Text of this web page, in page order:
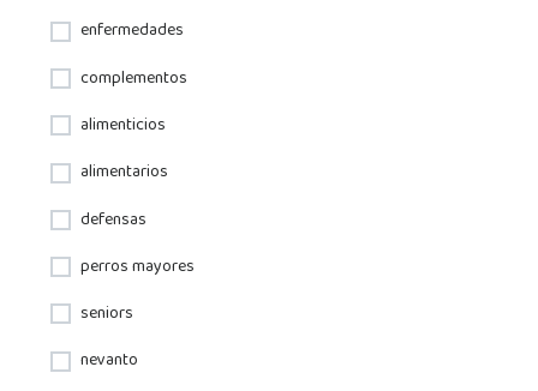
enfermedades
complementos
alimenticios
alimentarios
defensas
perros mayores
seniors
nevanto